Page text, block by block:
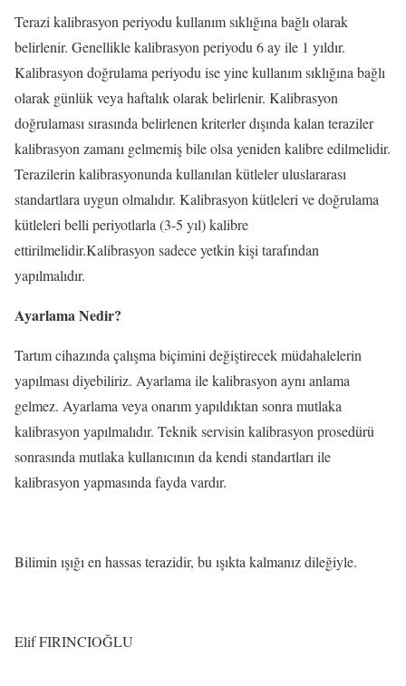
Terazi kalibrasyon periyodu kullanım sıklığına bağlı olarak
belirlenir. Genellikle kalibrasyon periyodu 6 ay ile 1 yıldır.
Kalibrasyon doğrulama periyodu ise yine kullanım sıklığına bağlı
olarak günlük veya haftalık olarak belirlenir. Kalibrasyon
doğrulaması sırasında belirlenen kriterler dışında kalan teraziler
kalibrasyon zamanı gelmemiş bile olsa yeniden kalibre edilmelidir.
Terazilerin kalibrasyonunda kullanılan kütleler uluslararası
standartlara uygun olmalıdır. Kalibrasyon kütleleri ve doğrulama
kütleleri belli periyotlarla (3-5 yıl) kalibre
ettirilmelidir.Kalibrasyon sadece yetkin kişi tarafından
yapılmalıdır.
Ayarlama Nedir?
Tartım cihazında çalışma biçimini değiştirecek müdahalelerin
yapılması diyebiliriz. Ayarlama ile kalibrasyon aynı anlama
gelmez. Ayarlama veya onarım yapıldıktan sonra mutlaka
kalibrasyon yapılmalıdır. Teknik servisin kalibrasyon prosedürü
sonrasında mutlaka kullanıcının da kendi standartları ile
kalibrasyon yapmasında fayda vardır.
Bilimin ışığı en hassas terazidir, bu ışıkta kalmanız dileğiyle.
Elif FIRINCIOĞLU